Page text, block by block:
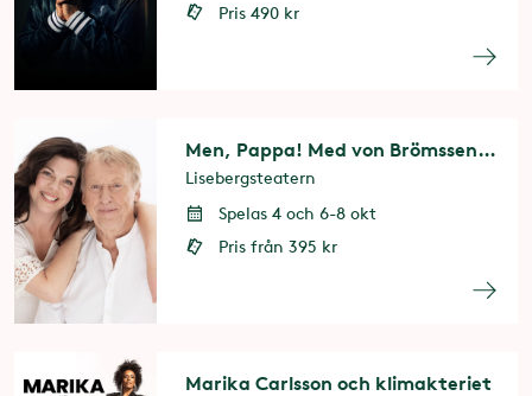
Pris 490 kr
Men, Pappa! Med von Brömssen och Jons
Lisebergsteatern
Spelas 4 och 6-8 okt
Pris från 395 kr
Marika Carlsson och klimakteriet